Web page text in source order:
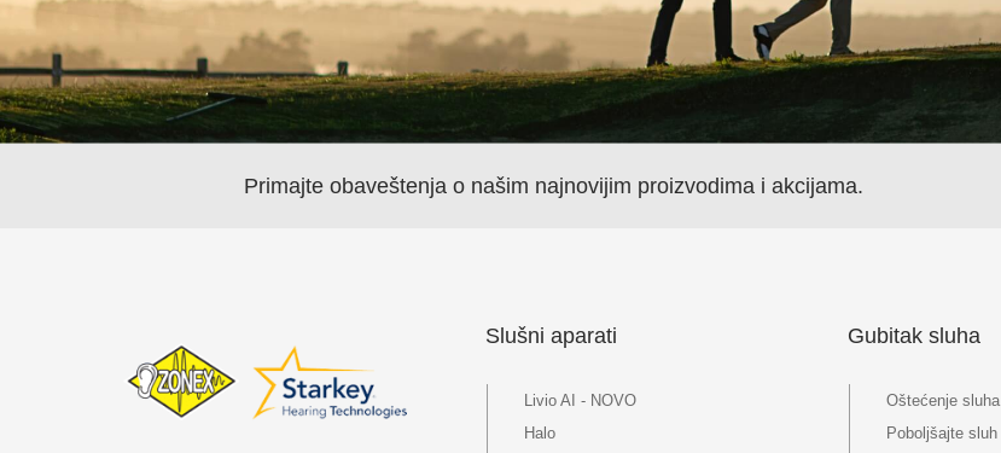
Primajte obaveštenja o našim najnovijim proizvodima i akcijama.
Slušni aparati
Livio AI - NOVO
Halo
Gubitak sluha
Oštećenje sluha
Poboljšajte sluh